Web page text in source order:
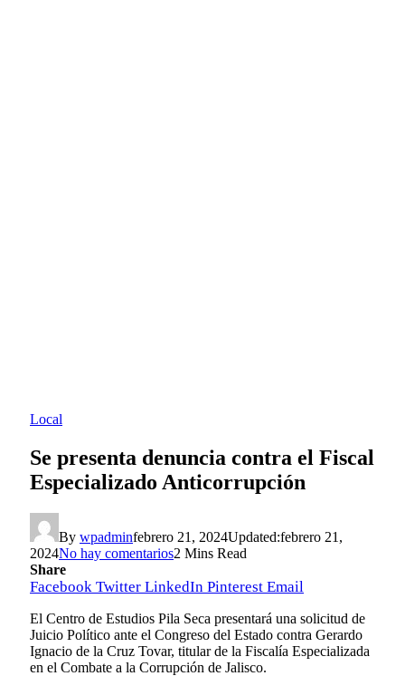
Local
Se presenta denuncia contra el Fiscal
Especializado Anticorrupción
By wpadminfebrero 21, 2024Updated:febrero 21,
2024No hay comentarios2 Mins Read
Share
Facebook Twitter LinkedIn Pinterest Email
El Centro de Estudios Pila Seca presentará una solicitud de
Juicio Político ante el Congreso del Estado contra Gerardo
Ignacio de la Cruz Tovar, titular de la Fiscalía Especializada
en el Combate a la Corrupción de Jalisco.